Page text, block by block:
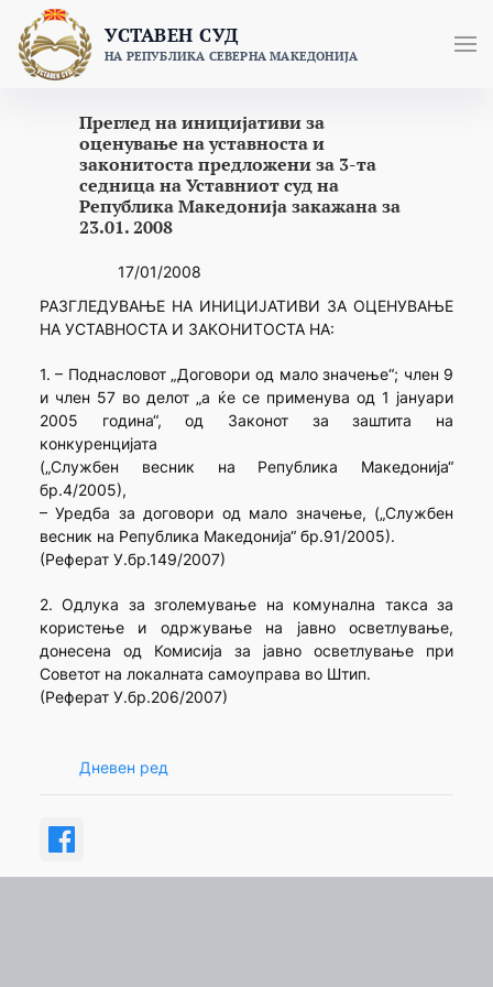
content
УСТАВЕН СУД
НА РЕПУБЛИКА СЕВЕРНА МАКЕДОНИЈА
Преглед на иницијативи за
оценување на уставноста и
законитоста предложени за 3-та
седница на Уставниот суд на
Република Македонија закажана за
23.01. 2008
17/01/2008
РАЗГЛЕДУВАЊЕ НА ИНИЦИЈАТИВИ ЗА ОЦЕНУВАЊЕ
НА УСТАВНОСТА И ЗАКОНИТОСТА НА:
1. – Поднасловот „Договори од мало значење“; член 9
и член 57 во делот „а ќе се применува од 1 јануари
2005 година“, од Законот за заштита на
конкуренцијата
(„Службен весник на Република Македо­нија“
бр.4/2005),
– Уредба за договори од мало значење, („Службен
весник на Република Македонија“ бр.91/2005).
(Реферат У.бр.149/2007)
2. Одлука за зголемување на комунална такса за
користење и одржување на јавно осветлување,
донесена од Комисија за јавно осветлување при
Советот на локалната самоуправа во Штип.
(Реферат У.бр.206/2007)
Дневен ред